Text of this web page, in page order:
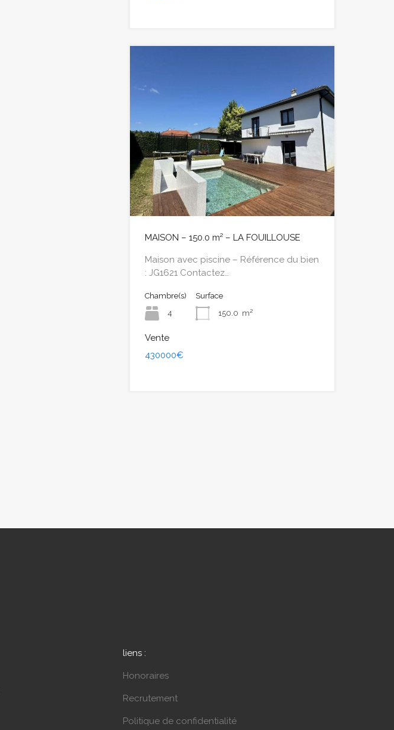
MAISON – 150.0 m² – LA FOUILLOUSE
Maison avec piscine – Référence du bien
: JG1621 Contactez…
Chambre(s)
4
Surface
150.0 m²
Vente
430000€
liens :
Honoraires
Recrutement
Politique de confidentialité